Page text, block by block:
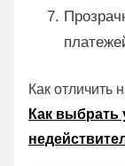
Как отличить
Как